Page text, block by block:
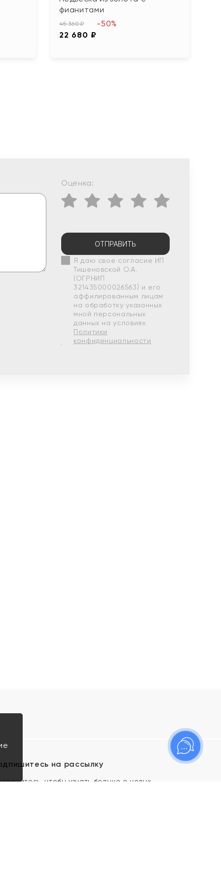
фианитами
45 360 ₽
22 680 ₽
-50%
Оценка:
ОТПРАВИТЬ
Я даю свое согласие ИП
Тишеновской О.А.
(ОГРНИП
321435000026563) и его
аффилированным лицам
на обработку указанных
мной персональных
данных на условиях
Политики
конфиденциальности
на рассылку
чтобы узнать больше о новых